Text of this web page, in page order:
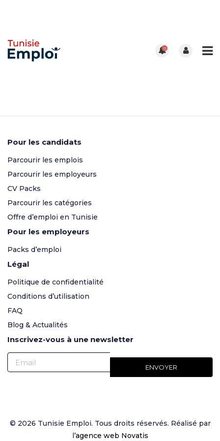
0
Pour les candidats
Parcourir les emplois
Parcourir les employeurs
CV Packs
Parcourir les catégories
Offre d’emploi en Tunisie
Pour les employeurs
Packs d’emploi
Légal
Politique de confidentialité
Conditions d’utilisation
FAQ
Blog & Actualités
Inscrivez-vous à une newsletter
© 2026 Tunisie Emploi. Tous droits réservés. Réalisé par
l’agence web Novatis